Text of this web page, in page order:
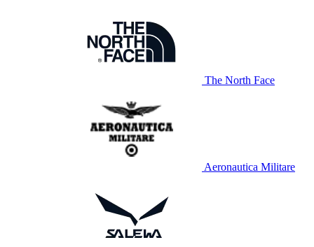
The North Face
Aeronautica Militare